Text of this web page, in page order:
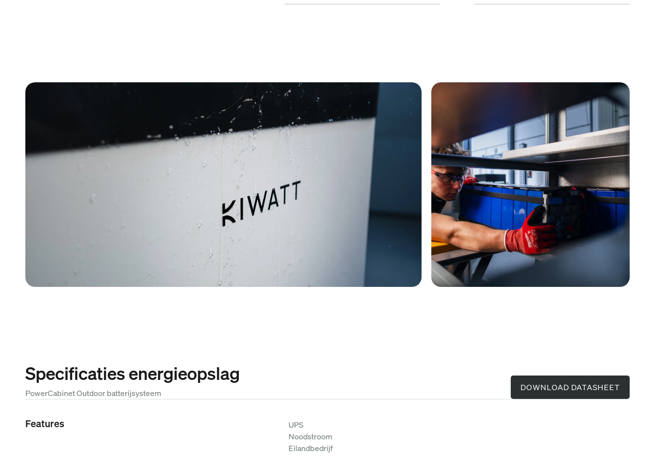
Specificaties energieopslag
PowerCabinet Outdoor batterijsysteem
DOWNLOAD DATASHEET
Features
UPS
Noodstroom
Eilandbedrijf